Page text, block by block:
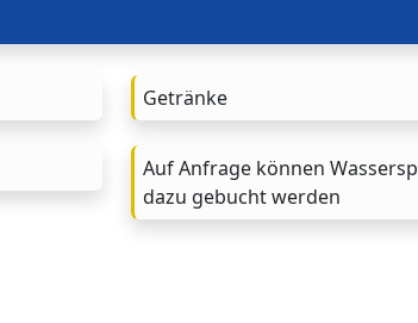
Getränke
Auf Anfrage können
dazu gebucht werden